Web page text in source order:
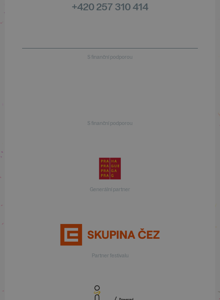
+420 257 310 414
S finanční podporou
S finanční podporou
Generální partner
Partner festivalu